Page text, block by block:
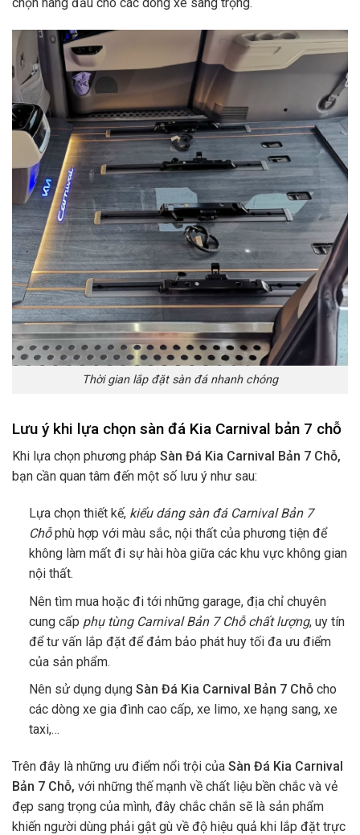
Thời gian lắp đặt sàn đá nhanh chóng
Lưu ý khi lựa chọn sàn đá Kia Carnival bản 7 chỗ
Khi lựa chọn phương pháp Sàn Đá Kia Carnival Bản 7 Chỗ,
bạn cần quan tâm đến một số lưu ý như sau:
Lựa chọn thiết kế, kiểu dáng sàn đá Carnival Bản 7
Chỗphù hợp với màu sắc, nội thất của phương tiện để
không làm mất đi sự hài hòa giữa các khu vực không gian
nội thất.
Nên tìm mua hoặc đi tới những garage, địa chỉ chuyên
cung cấp phụ tùng Carnival Bản 7 Chỗ chất lượng, uy tín
để tư vấn lắp đặt để đảm bảo phát huy tối đa ưu điểm
của sản phẩm.
Nên sử dụng dụng Sàn Đá Kia Carnival Bản 7 Chỗ cho
các dòng xe gia đình cao cấp, xe limo, xe hạng sang, xe
taxi,…
Trên đây là những ưu điểm nổi trội của Sàn Đá Kia Carnival
Bản 7 Chỗ, với những thế mạnh về chất liệu bền chắc và vẻ
đẹp sang trọng của mình, đây chắc chắn sẽ là sản phẩm
khiến người dùng phải gật gù về độ hiệu quả khi lắp đặt trực